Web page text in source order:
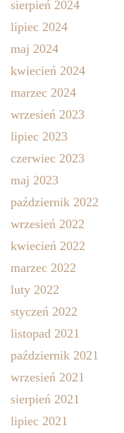
sierpień 2024
lipiec 2024
maj 2024
kwiecień 2024
marzec 2024
wrzesień 2023
lipiec 2023
czerwiec 2023
maj 2023
październik 2022
wrzesień 2022
kwiecień 2022
marzec 2022
luty 2022
styczeń 2022
listopad 2021
październik 2021
wrzesień 2021
sierpień 2021
lipiec 2021